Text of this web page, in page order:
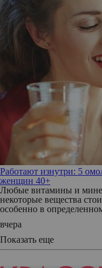
Работают изнутри: 5
женщин 40+
Любые витамины и
некоторые вещества
особенно в
вчера
Показать еще